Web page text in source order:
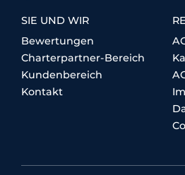
SIE UND WIR
Bewertungen
Charterpartner-Bereich
Kundenbereich
Kontakt